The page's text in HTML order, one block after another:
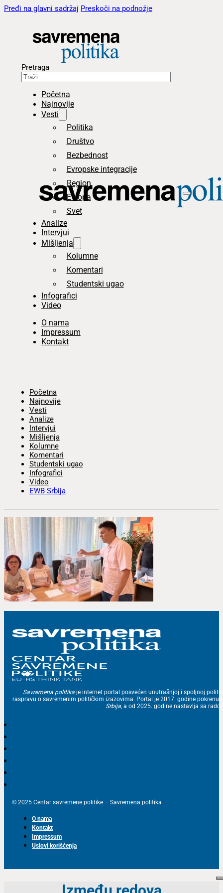
Pređi na glavni sadržaj Preskoči na podnožje
Pretraga
Početna
Najnovije
Vesti
Politika
Društvo
Bezbednost
Evropske integracije
Region
Evropa
Svet
Analize
Intervjui
Mišljenja
Kolumne
Komentari
Studentski ugao
Infografici
Video
O nama
Impressum
Kontakt
Početna
Najnovije
Vesti
Analize
Intervjui
Mišljenja
Kolumne
Komentari
Studentski ugao
Infografici
Video
EWB Srbija
Savremena politika je internet portal posvećen unutrašnjoj i spoljnoj
raspravu o savremenim političkim izazovima. Portal je 2017. godine
Srbija, a od 2025. godine nastavlja sa
© 2025 Centar savremene politike – Savremena politika
O nama
Kontakt
Impressum
Uslovi korišćenja